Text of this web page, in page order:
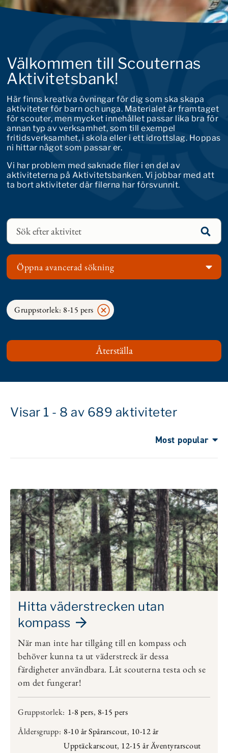
Välkommen till Scouternas
Aktivitetsbank!
Här finns kreativa övningar för dig som ska skapa
aktiviteter för barn och unga. Materialet är framtaget
för scouter, men mycket innehållet passar lika bra för
annan typ av verksamhet, som till exempel
fritidsverksamhet, i skola eller i ett idrottslag. Hoppas
ni hittar något som passar er.
Vi har problem med saknade filer i en del av
aktiviteterna på Aktivitetsbanken. Vi jobbar med att
ta bort aktiviteter där filerna har försvunnit.
Öppna avancerad sökning
Gruppstorlek: 8-15 pers
Visar 1 - 8 av 689 aktiviteter
Most popular
Hitta väderstrecken utan
kompass
När man inte har tillgång till en kompass och
behöver kunna ta ut väderstreck är dessa
färdigheter användbara. Låt scouterna testa och se
om det fungerar!
Gruppstorlek: 1-8 pers, 8-15 pers
Åldersgrupp: 8-10 år Spårarscout, 10-12 år
Upptäckarscout, 12-15 år Äventyrarscout